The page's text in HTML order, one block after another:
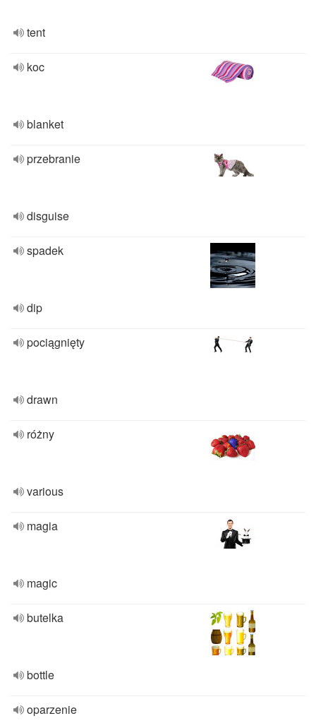
tent
koc
blanket
przebranie
disguise
spadek
dip
pociągnięty
drawn
różny
various
magia
magic
butelka
bottle
oparzenie